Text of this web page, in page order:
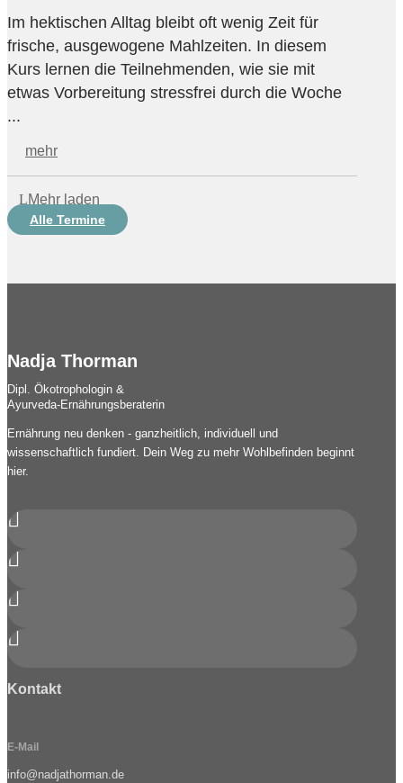
Im hektischen Alltag bleibt oft wenig Zeit für
frische, ausgewogene Mahlzeiten. In diesem
Kurs lernen die Teilnehmenden, wie sie mit
etwas Vorbereitung stressfrei durch die Woche
...
mehr
Mehr laden
Alle Termine
Nadja Thorman
Dipl. Ökotrophologin &
Ayurveda-Ernährungsberaterin
Ernährung neu denken - ganzheitlich, individuell und
wissenschaftlich fundiert. Dein Weg zu mehr Wohlbefinden beginnt
hier.




Kontakt
E-Mail
info@nadjathorman.de